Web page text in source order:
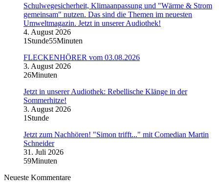
Schulwegesicherheit, Klimaanpassung und "Wärme & Strom
gemeinsam" nutzen. Das sind die Themen im neuesten
Umweltmagazin. Jetzt in unserer Audiothek!
4. August 2026
1Stunde55Minuten
FLECKENHÖRER vom 03.08.2026
3. August 2026
26Minuten
Jetzt in unserer Audiothek: Rebellische Klänge in der
Sommerhitze!
3. August 2026
1Stunde
Jetzt zum Nachhören! "Simon trifft..." mit Comedian Martin
Schneider
31. Juli 2026
59Minuten
Neueste Kommentare